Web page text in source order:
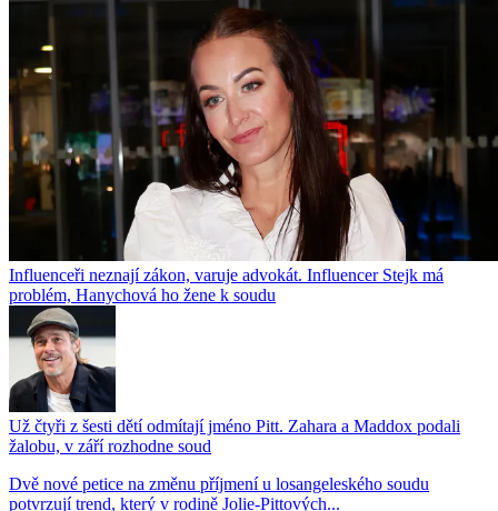
Influenceři neznají zákon, varuje advokát. Influencer Stejk má
problém, Hanychová ho žene k soudu
Už čtyři z šesti dětí odmítají jméno Pitt. Zahara a Maddox podali
žalobu, v září rozhodne soud
Dvě nové petice na změnu příjmení u losangeleského soudu
potvrzují trend, který v rodině Jolie-Pittových...